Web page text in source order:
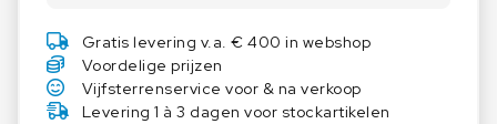
c
r
o
s
Gratis levering v.a. € 400 in webshop
Voordelige prijzen
Vijfsterrenservice voor & na verkoop
Levering 1 à 3 dagen voor stockartikelen